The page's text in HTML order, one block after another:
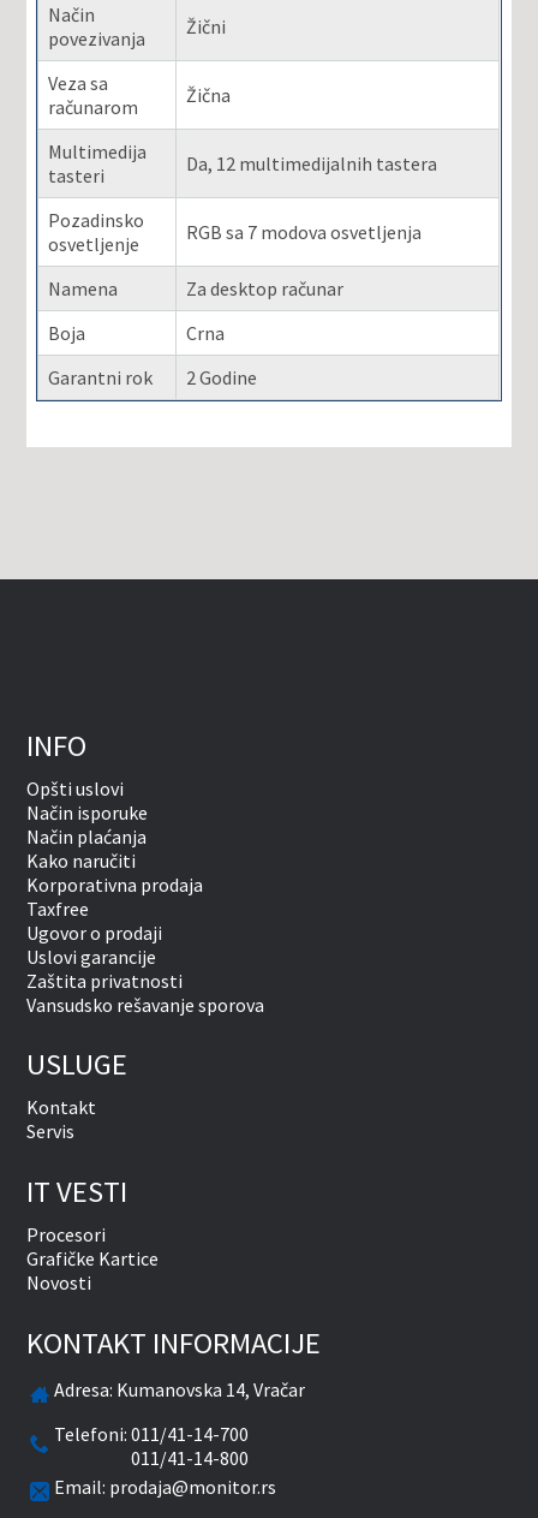
Način
povezivanja
Žični
Veza sa
računarom
Žična
Multimedija
tasteri
Da, 12 multimedijalnih tastera
Pozadinsko
osvetljenje
RGB sa 7 modova osvetljenja
Namena
Za desktop računar
Boja
Crna
Garantni rok
2 Godine
INFO
Opšti uslovi
Način isporuke
Način plaćanja
Kako naručiti
Korporativna prodaja
Taxfree
Ugovor o prodaji
Uslovi garancije
Zaštita privatnosti
Vansudsko rešavanje sporova
USLUGE
Kontakt
Servis
IT VESTI
Procesori
Grafičke Kartice
Novosti
KONTAKT INFORMACIJE
Adresa: Kumanovska 14, Vračar
Telefoni:011/41-14-700
011/41-14-800
Email: prodaja@monitor.rs